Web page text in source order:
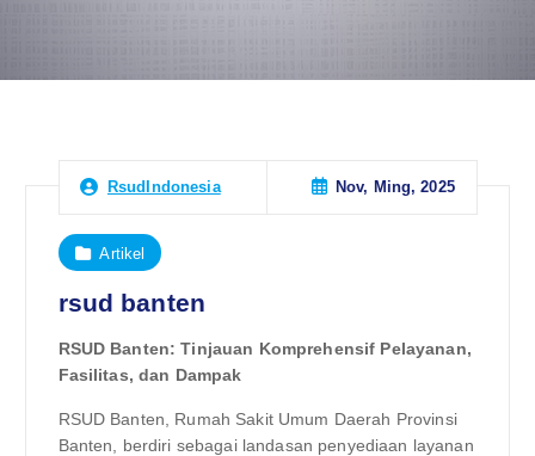
RsudIndonesia Nov, Ming, 2025
Artikel
rsud banten
RSUD Banten: Tinjauan Komprehensif Pelayanan,
Fasilitas, dan Dampak
RSUD Banten, Rumah Sakit Umum Daerah Provinsi
Banten, berdiri sebagai landasan penyediaan layanan